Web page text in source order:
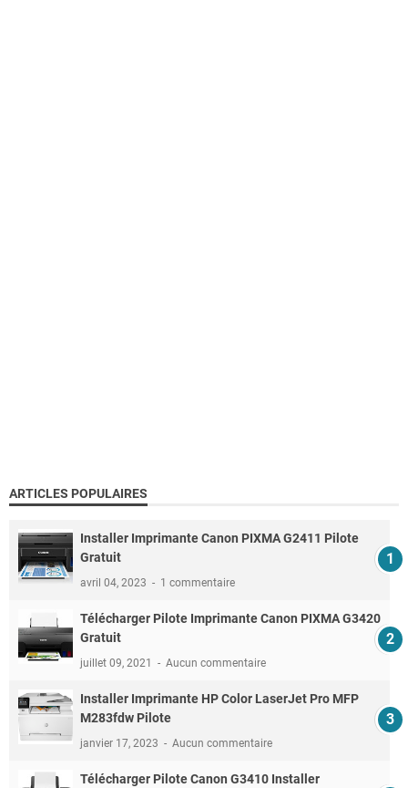
ARTICLES POPULAIRES
Installer Imprimante Canon PIXMA G2411 Pilote
Gratuit
avril 04, 2023 1 commentaire
Télécharger Pilote Imprimante Canon PIXMA G3420
Gratuit
juillet 09, 2021 Aucun commentaire
Installer Imprimante HP Color LaserJet Pro MFP
M283fdw Pilote
janvier 17, 2023 Aucun commentaire
Télécharger Pilote Canon G3410 Installer